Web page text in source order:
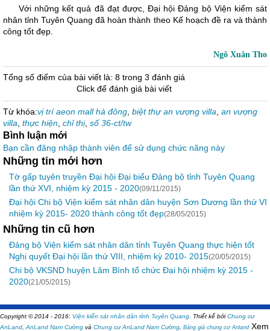
Với những kết quả đã đạt được, Đại hội Đảng bộ Viện kiểm sát
nhân tỉnh Tuyên Quang đã hoàn thành theo Kế hoạch đề ra và thành
công tốt đẹp.
Ngô Xuân Tho
Tổng số điểm của bài viết là: 8 trong 3 đánh giá
Click để đánh giá bài viết
Từ khóa:vị trí aeon mall hà đông biệt thự an vượng villa an vượng
villa thực hiện chỉ thị, số 36-ct/tw
Bình luận mới
Bạn cần đăng nhập thành viên để sử dụng chức năng này
Những tin mới hơn
Tờ gấp tuyên truyền Đại hội Đại biểu Đảng bộ tỉnh Tuyên Quang
lần thứ XVI, nhiệm kỳ 2015 - 2020(09/11/2015)
Đại hội Chi bộ Viện kiểm sát nhân dân huyện Sơn Dương lần thứ VI
nhiệm kỳ 2015- 2020 thành công tốt đẹp(28/05/2015)
Những tin cũ hơn
Đảng bộ Viện kiểm sát nhân dân tỉnh Tuyên Quang thực hiện tốt
Nghị quyết Đại hội lần thứ VIII, nhiệm kỳ 2010- 2015(20/05/2015)
Chi bộ VKSND huyện Lâm Bình tổ chức Đại hội nhiệm kỳ 2015 -
2020(21/05/2015)
Copyright © 2014 - 2016: Viện kiển sát nhân dân tỉnh Tuyên Quang Thiết kế bởiChung cư
AnLand AnLand Nam Cường và Chung cư AnLand Nam Cường Bảng giá chung cư AnlandXem